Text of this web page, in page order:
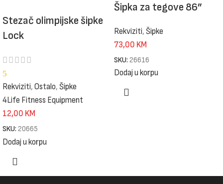
Stezač olimpijske šipke
Lock
5
Rekviziti, Ostalo, Šipke
4Life Fitness Equipment
12,00 KM
SKU: 20665
Dodaj u korpu
Šipka za tegove 86”
Rekviziti, Šipke
73,00 KM
SKU: 26616
Dodaj u korpu